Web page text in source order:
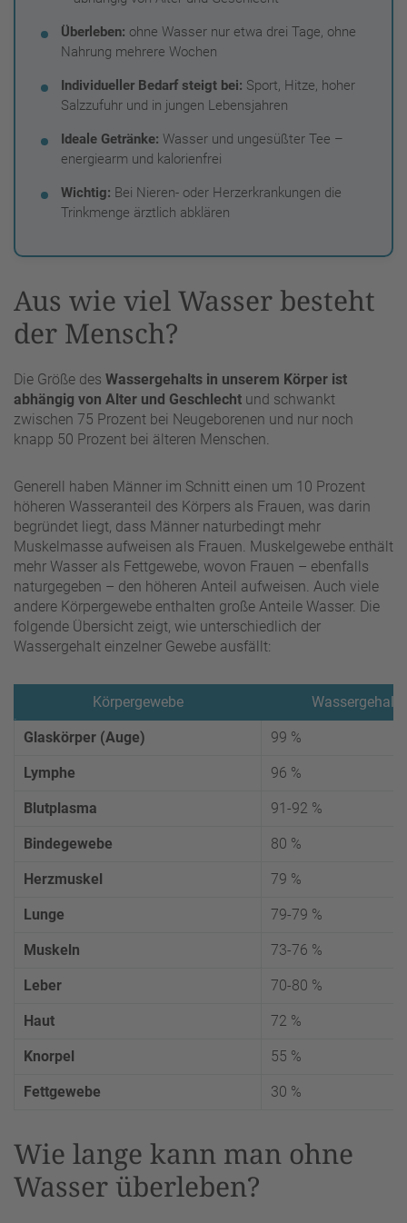
Überleben: ohne Wasser nur etwa drei Tage, ohne
Nahrung mehrere Wochen
Individueller Bedarf steigt bei: Sport, Hitze, hoher
Salzzufuhr und in jungen Lebensjahren
Ideale Getränke: Wasser und ungesüßter Tee –
energiearm und kalorienfrei
Wichtig: Bei Nieren- oder Herzerkrankungen die
Trinkmenge ärztlich abklären
Aus wie viel Wasser besteht
der Mensch?
Die Größe des Wassergehalts in unserem Körper ist
abhängig von Alter und Geschlecht und schwankt
zwischen 75 Prozent bei Neugeborenen und nur noch
knapp 50 Prozent bei älteren Menschen.
Generell haben Männer im Schnitt einen um 10 Prozent
höheren Wasseranteil des Körpers als Frauen, was darin
begründet liegt, dass Männer naturbedingt mehr
Muskelmasse aufweisen als Frauen. Muskelgewebe enthält
mehr Wasser als Fettgewebe, wovon Frauen – ebenfalls
naturgegeben – den höheren Anteil aufweisen. Auch viele
andere Körpergewebe enthalten große Anteile Wasser. Die
folgende Übersicht zeigt, wie unterschiedlich der
Wassergehalt einzelner Gewebe ausfällt:
Körpergewebe Wassergehalt
Glaskörper (Auge) 99 %
Lymphe 96 %
Blutplasma 91-92 %
Bindegewebe 80 %
Herzmuskel 79 %
Lunge 79-79 %
Muskeln 73-76 %
Leber 70-80 %
Haut 72 %
Knorpel 55 %
Fettgewebe 30 %
Wie lange kann man ohne
Wasser überleben?